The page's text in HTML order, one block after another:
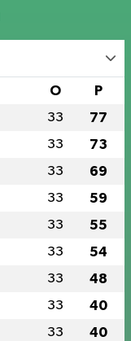
O P
33 77
33 73
33 69
33 59
33 55
33 54
33 48
33 40
33 40